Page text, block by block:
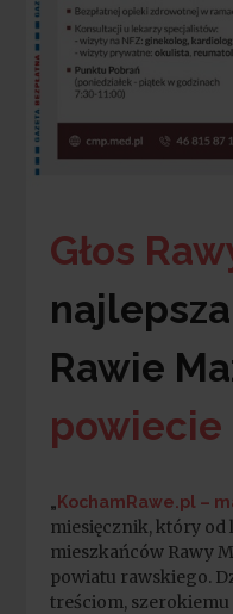
Głos
Rawie
powiecie
„KochamRawe.pl –
miesięcznik, który od
mieszkańców Rawy
powiatu rawskiego.
treściom,